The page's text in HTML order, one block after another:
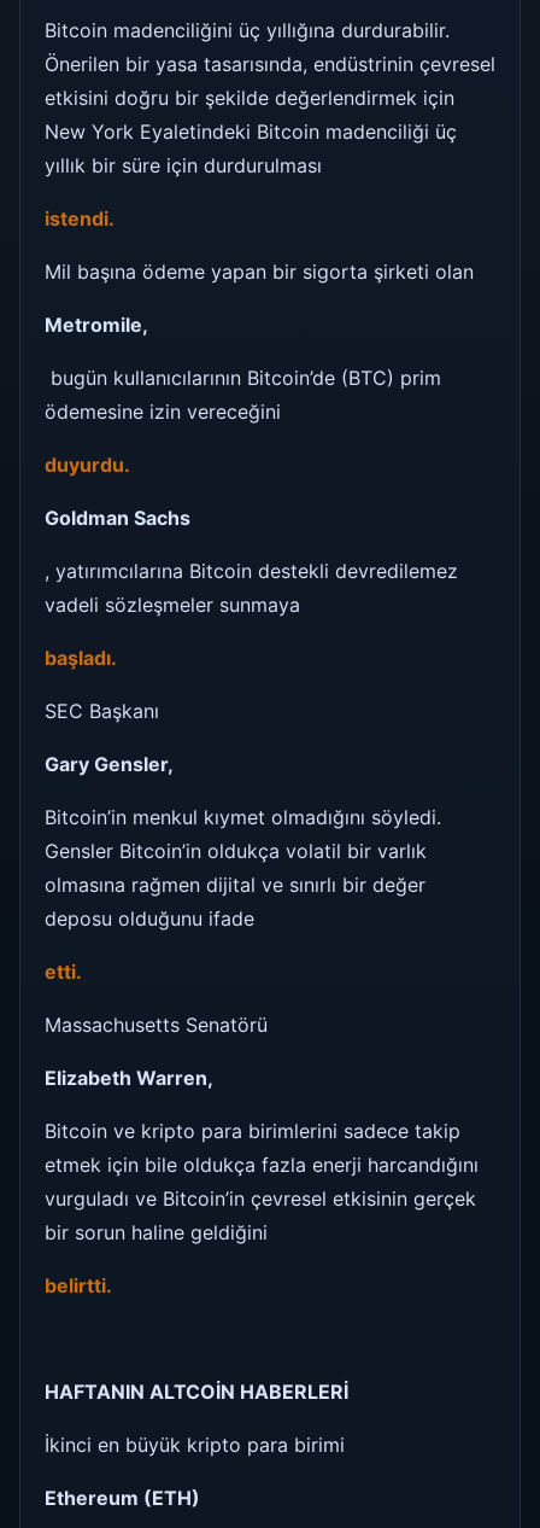
Bitcoin madenciliğini üç yıllığına durdurabilir.
Önerilen bir yasa tasarısında, endüstrinin çevresel
etkisini doğru bir şekilde değerlendirmek için
New York Eyaletindeki Bitcoin madenciliği üç
yıllık bir süre için durdurulması
istendi.
Mil başına ödeme yapan bir sigorta şirketi olan
Metromile,
bugün kullanıcılarının Bitcoin’de (BTC) prim
ödemesine izin vereceğini
duyurdu.
Goldman Sachs
, yatırımcılarına Bitcoin destekli devredilemez
vadeli sözleşmeler sunmaya
başladı.
SEC Başkanı
Gary Gensler,
Bitcoin’in menkul kıymet olmadığını söyledi.
Gensler Bitcoin’in oldukça volatil bir varlık
olmasına rağmen dijital ve sınırlı bir değer
deposu olduğunu ifade
etti.
Massachusetts Senatörü
Elizabeth Warren,
Bitcoin ve kripto para birimlerini sadece takip
etmek için bile oldukça fazla enerji harcandığını
vurguladı ve Bitcoin’in çevresel etkisinin gerçek
bir sorun haline geldiğini
belirtti.
HAFTANIN ALTCOİN HABERLERİ
İkinci en büyük kripto para birimi
Ethereum (ETH)